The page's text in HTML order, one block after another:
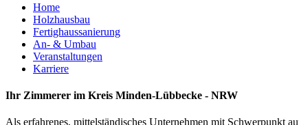
Home
Holzhausbau
Fertighaussanierung
An- & Umbau
Veranstaltungen
Karriere
Ihr Zimmerer im Kreis Minden-Lübbecke - NRW
Als erfahrenes, mittelständisches Unternehmen mit Schwerpunkt